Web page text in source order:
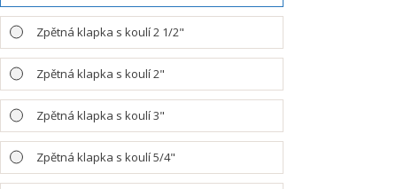
Zpětná klapka s koulí 2 1/2"
Zpětná klapka s koulí 2"
Zpětná klapka s koulí 3"
Zpětná klapka s koulí 5/4"